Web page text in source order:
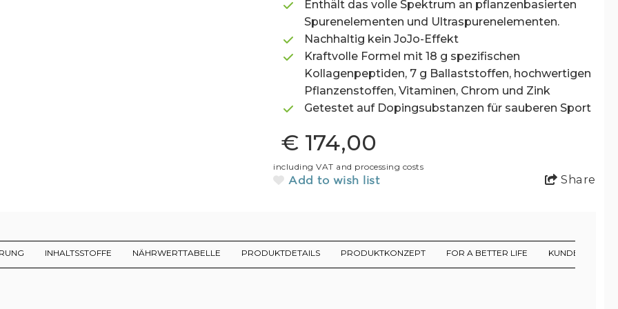
Enthält das volle Spektrum an pflanzenbasierten
Spurenelementen und Ultraspurenelementen.
Nachhaltig kein JoJo-Effekt
Kraftvolle Formel mit 18 g spezifischen
Kollagenpeptiden, 7 g Ballaststoffen, hochwertigen
Pflanzenstoffen, Vitaminen, Chrom und Zink
Getestet auf Dopingsubstanzen für sauberen Sport
€ 174,00
including VAT and processing costs
Add to wish list Share
INHALTSSTOFFE NÄHRWERTTABELLE PRODUKTDETAILS PRODUKTKONZEPT FOR A BETTER LIFE